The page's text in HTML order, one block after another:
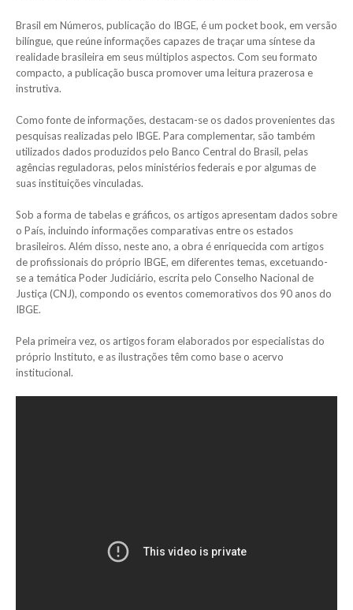
Brasil em Números, publicação do IBGE, é um pocket book, em versão
bilíngue, que reúne informações capazes de traçar uma síntese da
realidade brasileira em seus múltiplos aspectos. Com seu formato
compacto, a publicação busca promover uma leitura prazerosa e
instrutiva.
Como fonte de informações, destacam-se os dados provenientes das
pesquisas realizadas pelo IBGE. Para complementar, são também
utilizados dados produzidos pelo Banco Central do Brasil, pelas
agências reguladoras, pelos ministérios federais e por algumas de
suas instituições vinculadas.
Sob a forma de tabelas e gráficos, os artigos apresentam dados sobre
o País, incluindo informações comparativas entre os estados
brasileiros. Além disso, neste ano, a obra é enriquecida com artigos
de profissionais do próprio IBGE, em diferentes temas, excetuando-
se a temática Poder Judiciário, escrita pelo Conselho Nacional de
Justiça (CNJ), compondo os eventos comemorativos dos 90 anos do
IBGE.
Pela primeira vez, os artigos foram elaborados por especialistas do
próprio Instituto, e as ilustrações têm como base o acervo
institucional.